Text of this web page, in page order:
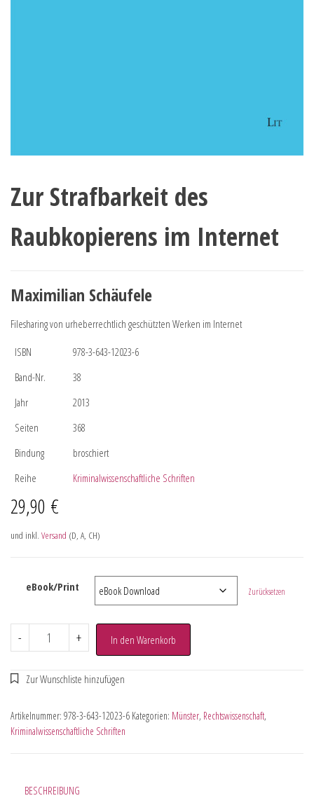
Zur Strafbarkeit des
Raubkopierens im Internet
Maximilian Schäufele
Filesharing von urheberrechtlich geschützten Werken im Internet
ISBN
978-3-643-12023-6
Band-Nr.
38
Jahr
2013
Seiten
368
Bindung
broschiert
Reihe
Kriminalwissenschaftliche Schriften
29,90 €
und inkl. Versand (D, A, CH)
eBook/Print Zurücksetzen
- + In den Warenkorb
Artikelnummer: 978-3-643-12023-6 Kategorien: Münster, Rechtswissenschaft,
Kriminalwissenschaftliche Schriften
BESCHREIBUNG